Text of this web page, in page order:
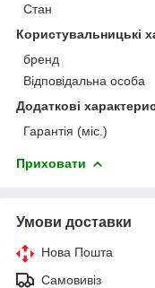
Стан
Користувальницькі
бренд
Відповідальна особа
Додаткові
Гарантія (міс.)
Приховати
Умови доставки
Нова Пошта
Самовивіз